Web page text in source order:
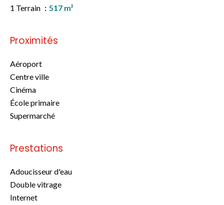
1 Terrain
517 m²
Proximités
Aéroport
Centre ville
Cinéma
École primaire
Supermarché
Prestations
Adoucisseur d'eau
Double vitrage
Internet